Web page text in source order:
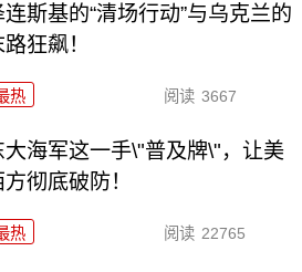
连斯基的“清场行动”与乌克兰的
路狂飙！
热 阅读 3667
大海军这一手\"普及牌\"，让美
方彻底破防！
热 阅读 22765